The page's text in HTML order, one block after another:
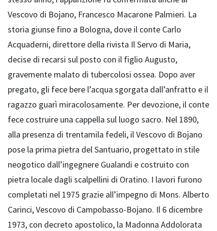
Vescovo di Bojano, Francesco Macarone Palmieri. La
storia giunse fino a Bologna, dove il conte Carlo
Acquaderni, direttore della rivista Il Servo di Maria,
decise di recarsi sul posto con il figlio Augusto,
gravemente malato di tubercolosi ossea. Dopo aver
pregato, gli fece bere l’acqua sgorgata dall’anfratto e il
ragazzo guarì miracolosamente. Per devozione, il conte
fece costruire una cappella sul luogo sacro. Nel 1890,
alla presenza di trentamila fedeli, il Vescovo di Bojano
pose la prima pietra del Santuario, progettato in stile
neogotico dall’ingegnere Gualandi e costruito con
pietra locale dagli scalpellini di Oratino. I lavori furono
completati nel 1975 grazie all’impegno di Mons. Alberto
Carinci, Vescovo di Campobasso-Bojano. Il 6 dicembre
1973, con decreto apostolico, la Madonna Addolorata